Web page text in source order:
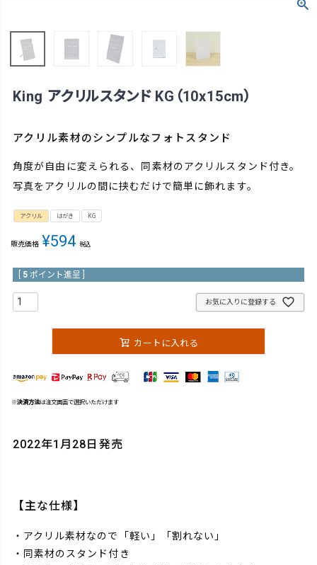
King アクリルスタンド KG（10x15cm）
アクリル素材のシンプルなフォトスタンド
角度が自由に変えられる、同素材のアクリルスタンド付き。
写真をアクリルの間に挟むだけで簡単に飾れます。
アクリル はがき KG
販売価格 ¥594 税込
5 ポイント進呈 ]
お気に入りに登録する
カートに入れる
※決済方法は注文画面で選択いただけます
2022年1月28日発売
【主な仕様】
・アクリル素材なので「軽い」「割れない」
・同素材のスタンド付き